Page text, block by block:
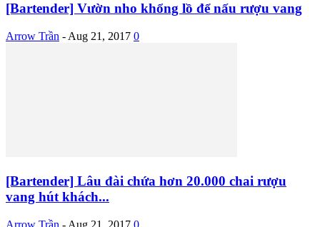
[Bartender] Vườn nho khổng lồ để nấu rượu vang
Arrow Trần - Aug 21, 2017 0
[Bartender] Lâu đài chứa hơn 20.000 chai rượu
vang hút khách...
Arrow Trần - Aug 21, 2017 0